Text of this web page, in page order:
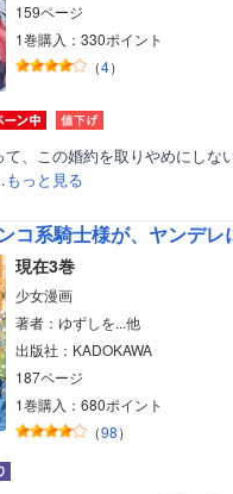
159ページ
1巻購入：330ポイント
（4）
て、この婚約を取りやめにしな
もっと見る
現在3巻
少女漫画
著者：ゆずしを...他
出版社：KADOKAWA
187ページ
1巻購入：680ポイント
（98）
ラブ
ズラブ
少女